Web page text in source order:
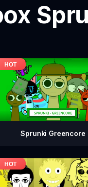
Sprunki Greencore